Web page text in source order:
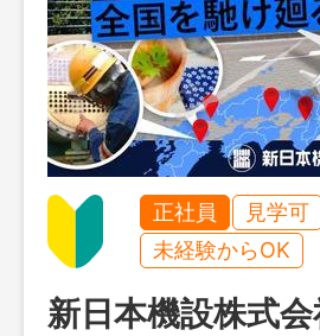
正社員 見学可
未経験からOK
新日本機設株式